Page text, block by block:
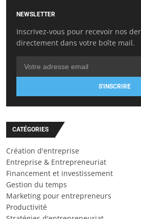
NEWSLETTER
Inscrivez-vous pour recevoir nos
directement dans votre boîte mail.
S'INSCRIRE
CATÉGORIES
Création d'entreprise
Entreprise & Entrepreneuriat
Financement et investissement
Gestion du temps
Marketing pour entrepreneurs
Productivité